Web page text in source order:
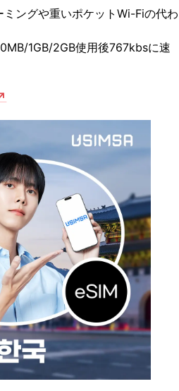
ングや重いポケットWi-Fiの代わ
1GB/2GB使用後767kbsに速